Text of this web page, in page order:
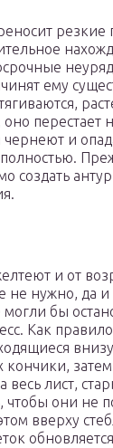
резкие
ему
перестает
чернеют и
создать
и от
не нужно, да
бы
Как
кончики,
весь лист,
чтобы они не
вверху